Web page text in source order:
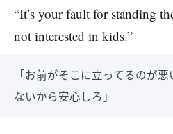
“It’s your fault for standing
not interested in kids.”
「お前がそこに立ってるのが
ないから安心しろ」